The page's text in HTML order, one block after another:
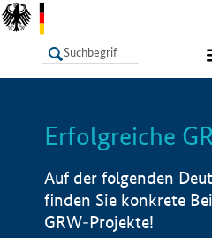
LISTE
Erfolgreiche
Auf der folgenden
finden Sie konkrete
GRW-Projekte!